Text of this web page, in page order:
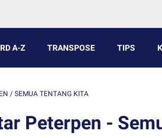
A-Z TRANSPOSE TIPS
/ SEMUA TENTANG KITA
Peterpen -